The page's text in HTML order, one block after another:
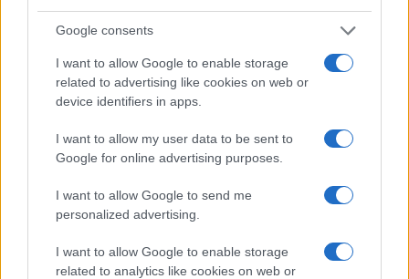
Google consents
I want to allow Google to enable storage
related to advertising like cookies on web or
device identifiers in apps.
I want to allow my user data to be sent to
Google for online advertising purposes.
I want to allow Google to send me
personalized advertising.
I want to allow Google to enable storage
related to analytics like cookies on web or
Danza classica pop con Roberto Bolle: da dove
iniziare